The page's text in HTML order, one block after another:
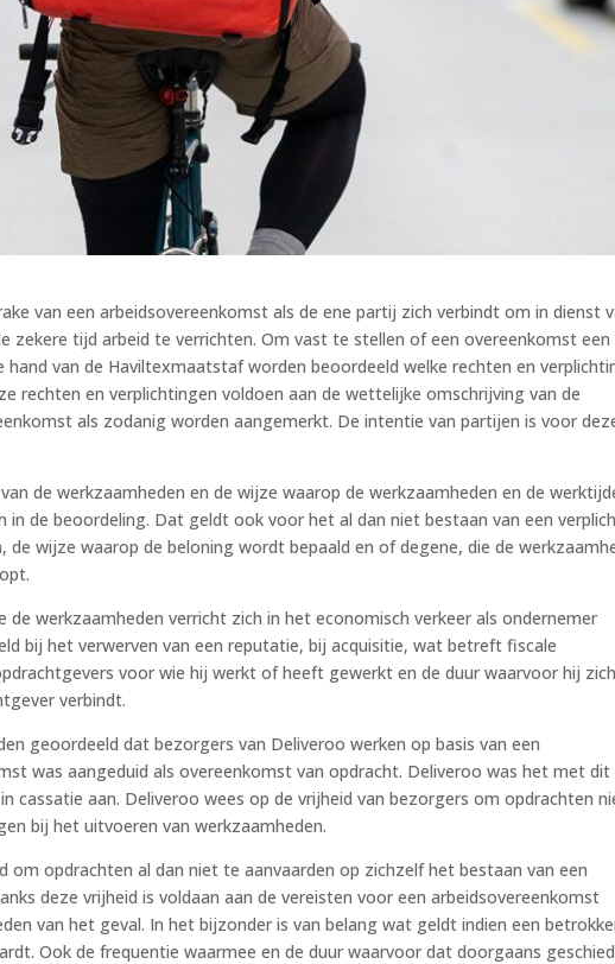
van een arbeidsovereenkomst als de ene partij zich verbindt om in dienst
zekere tijd arbeid te verrichten. Om vast te stellen of een overeenkomst een
van de Haviltexmaatstaf worden beoordeeld welke rechten en
rechten en verplichtingen voldoen aan de wettelijke omschrijving van de
als zodanig worden aangemerkt. De intentie van partijen is voor
de werkzaamheden en de wijze waarop de werkzaamheden en de
in de beoordeling. Dat geldt ook voor het al dan niet bestaan van een
wijze waarop de beloning wordt bepaald en of degene, die de
de werkzaamheden verricht zich in het economisch verkeer als ondernemer
bij het verwerven van een reputatie, bij acquisitie, wat betreft fiscale
voor wie hij werkt of heeft gewerkt en de duur waarvoor hij zich
verbindt.
geoordeeld dat bezorgers van Deliveroo werken op basis van een
was aangeduid als overeenkomst van opdracht. Deliveroo was het met dit
cassatie aan. Deliveroo wees op de vrijheid van bezorgers om opdrachten
bij het uitvoeren van werkzaamheden.
om opdrachten al dan niet te aanvaarden op zichzelf het bestaan van een
deze vrijheid is voldaan aan de vereisten voor een arbeidsovereenkomst
van het geval. In het bijzonder is van belang wat geldt indien een
Ook de frequentie waarmee en de duur waarvoor dat doorgaans